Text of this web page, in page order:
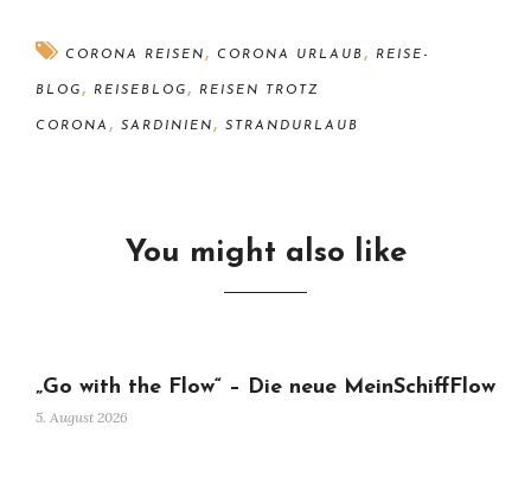
CORONA REISEN, CORONA URLAUB , REISE-
BLOG, REISEBLOG, REISEN TROTZ
CORONA , SARDINIEN, STRANDURLAUB
You might also like
„Go with the Flow“ – Die neue MeinSchiffFlow
5. August 2026